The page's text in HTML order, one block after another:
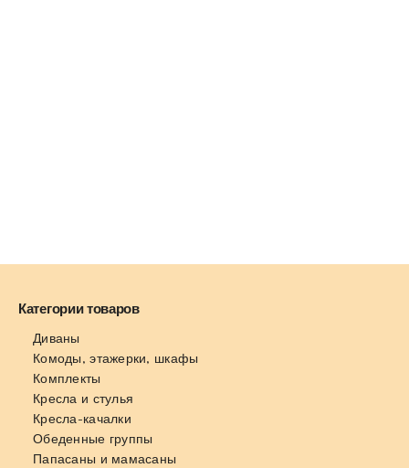
Категории товаров
Диваны
Комоды, этажерки, шкафы
Комплекты
Кресла и стулья
Кресла-качалки
Обеденные группы
Папасаны и мамасаны